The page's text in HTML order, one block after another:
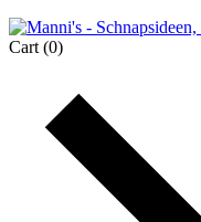
Cart (0)